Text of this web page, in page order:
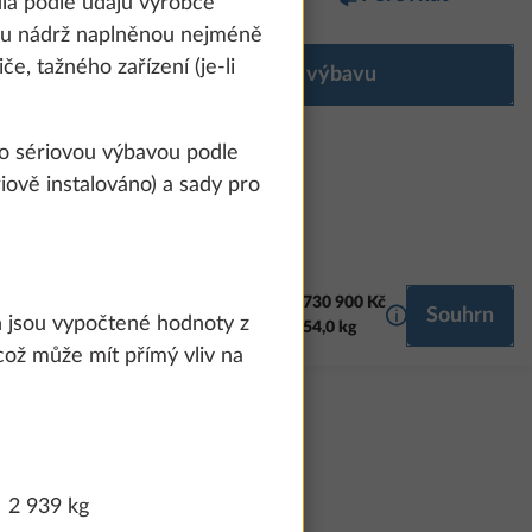
Konfigurovat výbavu
730 900 Kč
54,0 kg
Další informace
Souhrn
HOME MULTIMÉDIA
nádrž naplněnou nejméně
tažného zařízení (je-li
sériovou výbavou podle
instalováno) a sady pro
vypočtené hodnoty z
může mít přímý vliv na
2 939 kg